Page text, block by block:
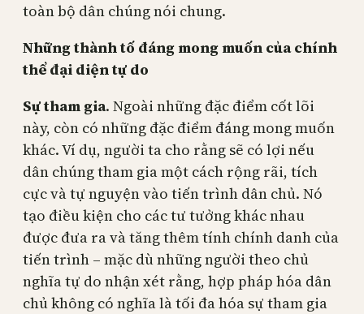
toàn bộ dân chúng nói chung.
Những thành tố đáng mong muốn của chính
thể đại diện tự do
Sự tham gia. Ngoài những đặc điểm cốt lõi
này, còn có những đặc điểm đáng mong muốn
khác. Ví dụ, người ta cho rằng sẽ có lợi nếu
dân chúng tham gia một cách rộng rãi, tích
cực và tự nguyện vào tiến trình dân chủ. Nó
tạo điều kiện cho các tư tưởng khác nhau
được đưa ra và tăng thêm tính chính danh của
tiến trình – mặc dù những người theo chủ
nghĩa tự do nhận xét rằng, hợp pháp hóa dân
chủ không có nghĩa là tối đa hóa sự tham gia